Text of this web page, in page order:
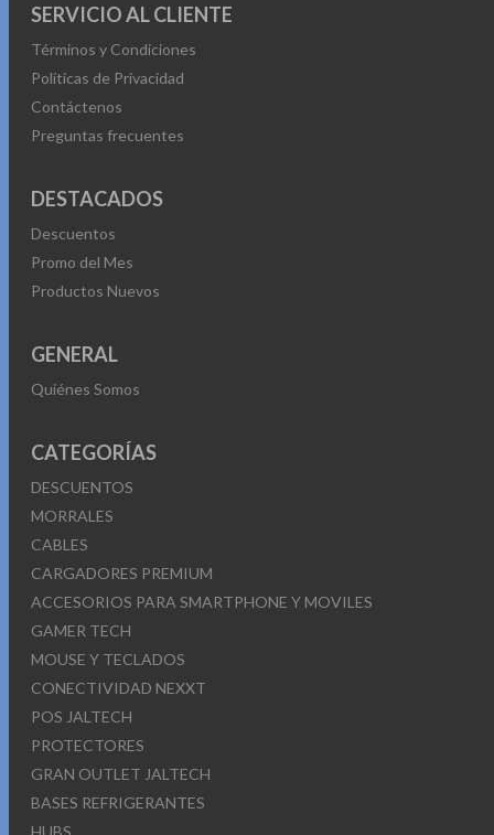
SERVICIO AL CLIENTE
Términos y Condiciones
Políticas de Privacidad
Contáctenos
Preguntas frecuentes
DESTACADOS
Descuentos
Promo del Mes
Productos Nuevos
GENERAL
Quiénes Somos
CATEGORÍAS
DESCUENTOS
MORRALES
CABLES
CARGADORES PREMIUM
ACCESORIOS PARA SMARTPHONE Y MOVILES
GAMER TECH
MOUSE Y TECLADOS
CONECTIVIDAD NEXXT
POS JALTECH
PROTECTORES
GRAN OUTLET JALTECH
BASES REFRIGERANTES
HUBS